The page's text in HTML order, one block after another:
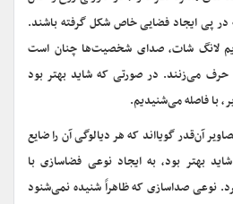
در پی ایجاد فضایی خاص شکل گرفته باشند.
لانگ شات، صدای شخصیت‌ها چنان است
حرف می‌زنند. در صورتی که شاید بهتر بود
با فاصله می‌شنیدیم.
آن‌قدر گویا‌اند که هر دیالوگی آن را ضایع
بهتر بود، به ایجاد نوعی فضاسازی با
نوعی صداسازی که ظاهراً شنیده نمی‌شنود